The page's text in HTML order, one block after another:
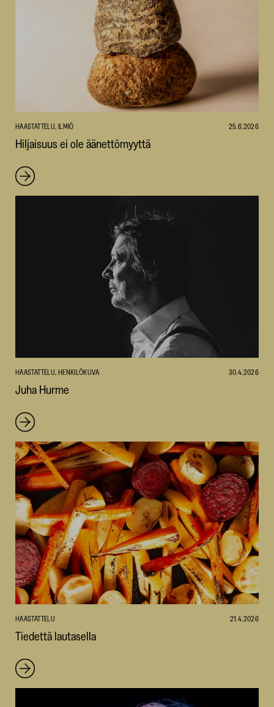
HAASTATTELU, ILMIÖ 25.6.2026
Hiljaisuus ei ole äänettömyyttä
HAASTATTELU, HENKILÖKUVA 30.4.2026
Juha Hurme
HAASTATTELU 21.4.2026
Tiedettä lautasella